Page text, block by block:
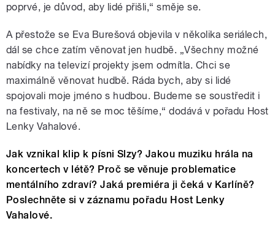
poprvé, je důvod, aby lidé přišli,“ směje se.
A přestože se Eva Burešová objevila v několika seriálech,
dál se chce zatím věnovat jen hudbě. „Všechny možné
nabídky na televizí projekty jsem odmítla. Chci se
maximálně věnovat hudbě. Ráda bych, aby si lidé
spojovali moje jméno s hudbou. Budeme se soustředit i
na festivaly, na ně se moc těšíme,“ dodává v pořadu Host
Lenky Vahalové.
Jak vznikal klip k písni Slzy? Jakou muziku hrála na
koncertech v létě? Proč se věnuje problematice
mentálního zdraví? Jaká premiéra ji čeká v Karlíně?
Poslechněte si v záznamu pořadu Host Lenky
Vahalové.